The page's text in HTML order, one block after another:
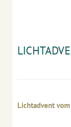
Lichtadvent